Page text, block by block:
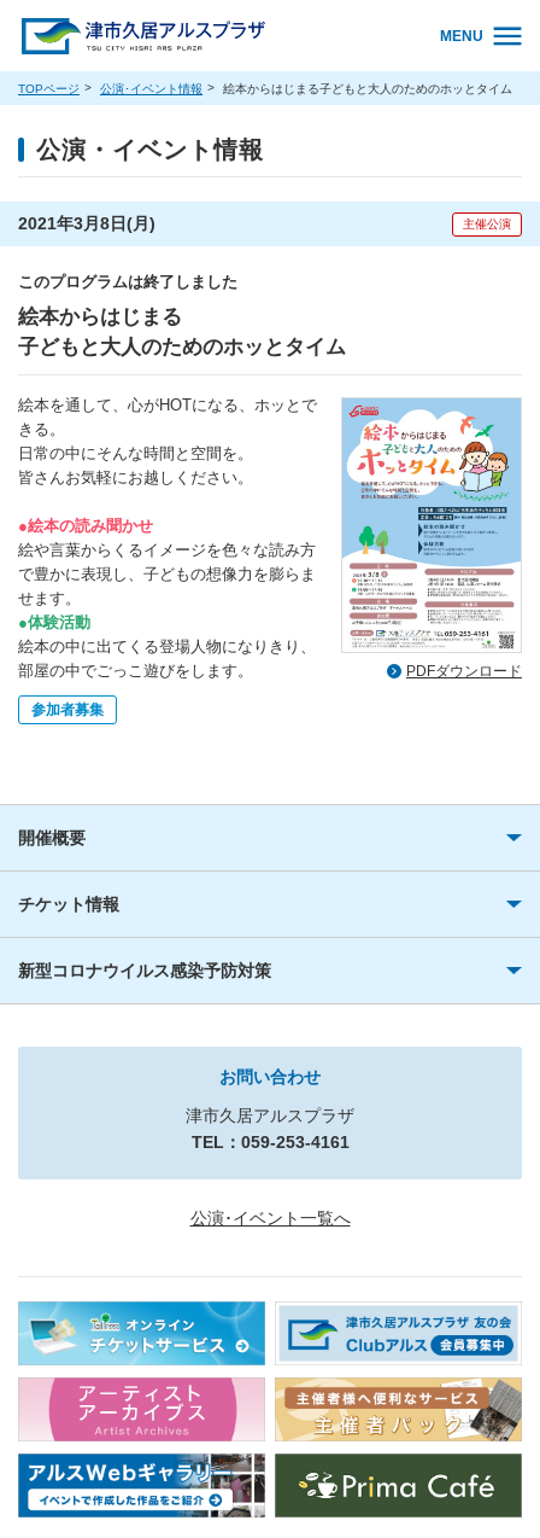
MENU
TOPページ 公演･イベント情報 絵本からはじまる子どもと大人のためのホッとタイム
公演・イベント情報
2021年3月8日(月) 主催公演
このプログラムは終了しました
絵本からはじまる
子どもと大人のためのホッとタイム
絵本を通して、心がHOTになる、ホッとで
きる。
日常の中にそんな時間と空間を。
皆さんお気軽にお越しください。
●絵本の読み聞かせ
絵や言葉からくるイメージを色々な読み方
で豊かに表現し、子どもの想像力を膨らま
せます。
●体験活動
絵本の中に出てくる登場人物になりきり、
部屋の中でごっこ遊びをします。
参加者募集
PDFダウンロード
開催概要
チケット情報
新型コロナウイルス感染予防対策
お問い合わせ
津市久居アルスプラザ
TEL：059-253-4161
公演･イベント一覧へ